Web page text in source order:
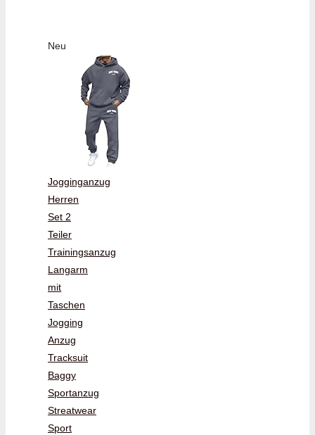
Neu
Jogginganzug
Herren
Set 2
Teiler
Trainingsanzug
Langarm
mit
Taschen
Jogging
Anzug
Tracksuit
Baggy
Sportanzug
Streatwear
Sport